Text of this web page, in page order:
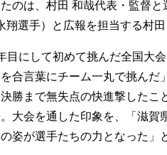
のは、村田 和哉代表・監督と
翔選手）と広報を担当する村田
にして初めて挑んだ全国大
合言葉にチーム一丸で挑ん
勝まで無失点の快進撃したこ
大会を通した印象を、「滋賀
姿が選手たちの力となった」